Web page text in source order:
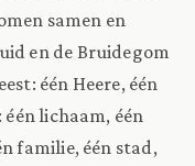
samen en
en de Bruidegom
één Heere, één
lichaam, één
familie, één stad,